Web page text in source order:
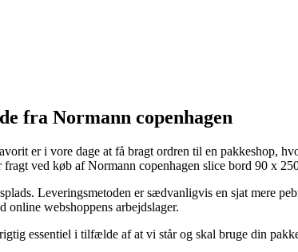
fra Normann copenhagen
er i vore dage at få bragt ordren til en pakkeshop,
ved køb af Normann copenhagen slice bord 90 x
Leveringsmetoden er sædvanligvis en sjat mere
webshoppens arbejdslager.
essentiel i tilfælde af at vi står og skal bruge din